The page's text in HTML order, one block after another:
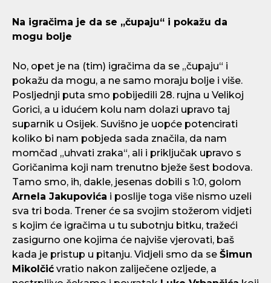
Na igračima je da se „čupaju“ i pokažu da
mogu bolje
No, opet je na (tim) igračima da se „čupaju“ i
pokažu da mogu, a ne samo moraju bolje i više.
Posljednji puta smo pobijedili 28. rujna u Velikoj
Gorici, a u idućem kolu nam dolazi upravo taj
suparnik u Osijek. Suvišno je uopće potencirati
koliko bi nam pobjeda sada značila, da nam
momčad „uhvati zraka“, ali i priključak upravo s
Goričanima koji nam trenutno bježe šest bodova.
Tamo smo, ih, dakle, jesenas dobili s 1:0, golom
Arnela Jakupovića i poslije toga više nismo uzeli
sva tri boda. Trener će sa svojim stožerom vidjeti
s kojim će igračima u tu subotnju bitku, tražeći
zasigurno one kojima će najviše vjerovati, baš
kada je pristup u pitanju. Vidjeli smo da se Šimun
Mikolčić vratio nakon zaliječene ozljede, a